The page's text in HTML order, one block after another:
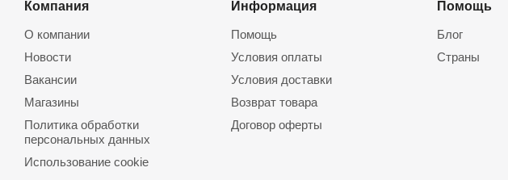
Компания
О компании
Новости
Вакансии
Магазины
Политика обработки
персональных данных
Использование cookie
Информация
Помощь
Условия оплаты
Условия доставки
Возврат товара
Договор оферты
Помощь
Блог
Страны